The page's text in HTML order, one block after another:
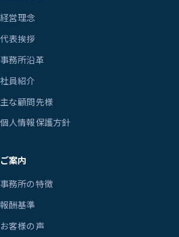
経営理念
代表挨拶
事務所沿革
社員紹介
主な顧問先様
個人情報保護方針
ご案内
事務所の特徴
報酬基準
お客様の声